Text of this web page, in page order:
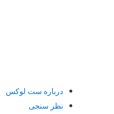
درباره ست لوکس
نظر سنجی